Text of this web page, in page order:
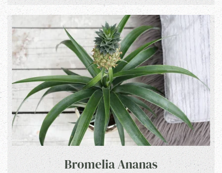
Bromelia Ananas